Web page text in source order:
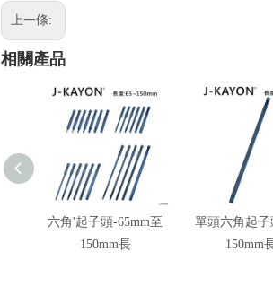
上一條:
相關產品
六角'起子頭-65mm至
150mm長
單頭六角起子
150mm